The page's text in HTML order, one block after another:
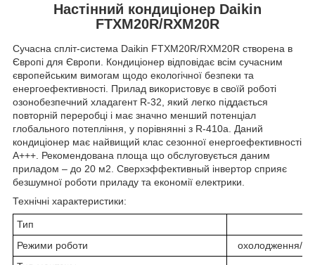
Настінний кондиціонер Daikin
FTXM20R/RXM20R
Сучасна спліт-система Daikin FTXM20R/RXM20R створена в
Європі для Європи. Кондиціонер відповідає всім сучасним
європейським вимогам щодо екологічної безпеки та
енергоефективності. Прилад використовує в своїй роботі
озонобезпечний хладагент R-32, який легко піддається
повторній переробці і має значно менший потенціал
глобального потепління, у порівнянні з R-410a. Даний
кондиціонер має найвищий клас сезонної енергоефективності
А+++. Рекомендована площа що обслуговується даним
приладом – до 20 м2. Сверхэффективный інвертор сприяє
безшумної роботи приладу та економії електрики.
Технічні характеристики:
Тип
Режими роботи
охолодження/